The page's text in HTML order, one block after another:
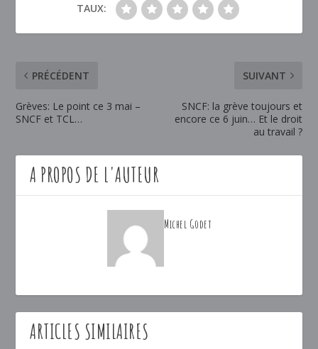
TAUX:
PRÉCÉDENT
Grèves: Le point ce 3 mai –
SNCF et TCL…
SUIVANT
SNCF: la grève toujours et
encore ce 6 juin… Et le droit
au travail ?
A PROPOS DE L'AUTEUR
Michel Godet
ARTICLES SIMILAIRES